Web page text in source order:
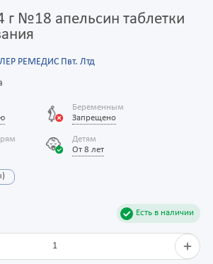
г №18 апельсин таблетки
РЕМЕДИС Пвт. Лтд
Беременным
Запрещено
Детям
От 8 лет
Есть в наличии
1